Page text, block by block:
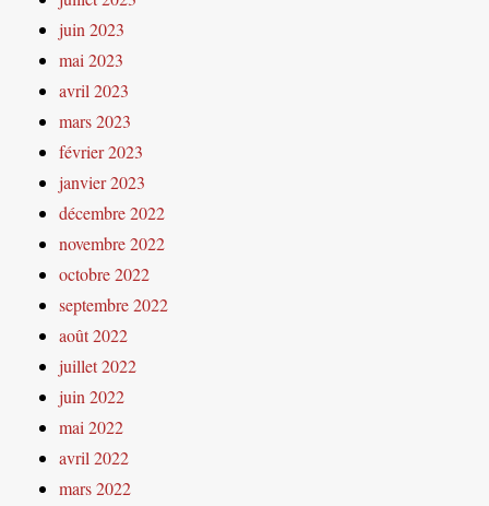
juin 2023
mai 2023
avril 2023
mars 2023
février 2023
janvier 2023
décembre 2022
novembre 2022
octobre 2022
septembre 2022
août 2022
juillet 2022
juin 2022
mai 2022
avril 2022
mars 2022